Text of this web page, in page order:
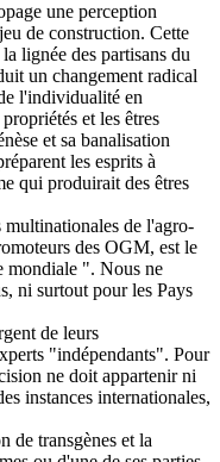
une perception
de construction. Cette
lignée des partisans du
un changement radical
l'individualité en
et les êtres
et sa banalisation
les esprits à
qui produirait des êtres
de l'agro-
des OGM, est le
mondiale ". Nous ne
ni surtout pour les Pays
de leurs
"indépendants". Pour
ne doit appartenir ni
instances internationales,
de transgènes et la